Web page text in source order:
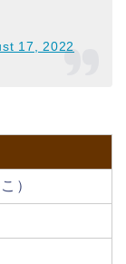
17, 2022
）